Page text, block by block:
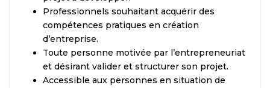
Professionnels souhaitant acquérir des
compétences pratiques en création
d’entreprise.
Toute personne motivée par l’entrepreneuriat
et désirant valider et structurer son projet.
Accessible aux personnes en situation de